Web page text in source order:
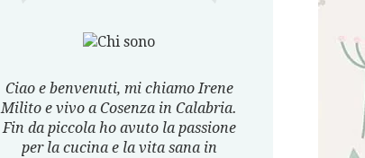
Ciao e benvenuti, mi chiamo Irene
Milito e vivo a Cosenza in Calabria.
Fin da piccola ho avuto la passione
per la cucina e la vita sana in